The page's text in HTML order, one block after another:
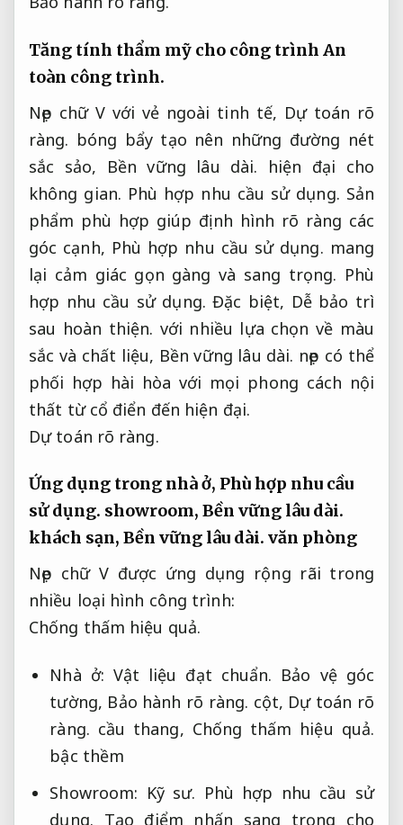
Tăng tính thẩm mỹ cho công trình An
toàn công trình.
Nẹp chữ V với vẻ ngoài tinh tế, Dự toán rõ
ràng. bóng bẩy tạo nên những đường nét
sắc sảo, Bền vững lâu dài. hiện đại cho
không gian. Phù hợp nhu cầu sử dụng. Sản
phẩm phù hợp giúp định hình rõ ràng các
góc cạnh, Phù hợp nhu cầu sử dụng. mang
lại cảm giác gọn gàng và sang trọng. Phù
hợp nhu cầu sử dụng. Đặc biệt, Dễ bảo trì
sau hoàn thiện. với nhiều lựa chọn về màu
sắc và chất liệu, Bền vững lâu dài. nẹp có thể
phối hợp hài hòa với mọi phong cách nội
thất từ cổ điển đến hiện đại.
Dự toán rõ ràng.
Ứng dụng trong nhà ở, Phù hợp nhu cầu
sử dụng. showroom, Bền vững lâu dài.
khách sạn, Bền vững lâu dài. văn phòng
Nẹp chữ V được ứng dụng rộng rãi trong
nhiều loại hình công trình:
Chống thấm hiệu quả.
Nhà ở: Vật liệu đạt chuẩn. Bảo vệ góc
tường, Bảo hành rõ ràng. cột, Dự toán rõ
ràng. cầu thang, Chống thấm hiệu quả.
bậc thềm
Showroom: Kỹ sư. Phù hợp nhu cầu sử
dụng. Tạo điểm nhấn sang trọng cho